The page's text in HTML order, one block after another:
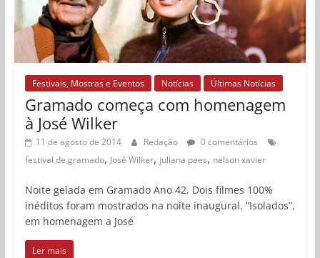
Festivais, Mostras e Eventos Notícias Últimas Notícias
Gramado começa com homenagem
à José Wilker
11 de agosto de 2014 Redação
0 comentários
festival de gramado, José Wilker, juliana paes, nelson xavier
Noite gelada em Gramado Ano 42. Dois filmes 100%
inéditos foram mostrados na noite inaugural. “Isolados”,
em homenagem a José
Ler mais